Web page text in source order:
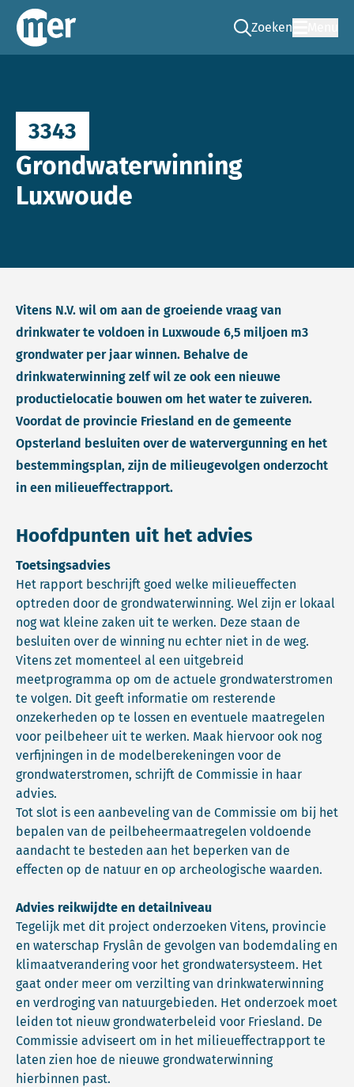
Commissie mer
Zoeken
Ga naar de zoek
3343
Grondwaterwinning
Luxwoude
Vitens N.V. wil om aan de groeiende vraag van
drinkwater te voldoen in Luxwoude 6,5 miljoen m3
grondwater per jaar winnen. Behalve de
drinkwaterwinning zelf wil ze ook een nieuwe
productielocatie bouwen om het water te zuiveren.
Voordat de provincie Friesland en de gemeente
Opsterland besluiten over de watervergunning en het
bestemmingsplan, zijn de milieugevolgen onderzocht
in een milieueffectrapport.
Hoofdpunten uit het advies
Toetsingsadvies
Het rapport beschrijft goed welke milieueffecten
optreden door de grondwaterwinning. Wel zijn er lokaal
nog wat kleine zaken uit te werken. Deze staan de
besluiten over de winning nu echter niet in de weg.
Vitens zet momenteel al een uitgebreid
meetprogramma op om de actuele grondwaterstromen
te volgen. Dit geeft informatie om resterende
onzekerheden op te lossen en eventuele maatregelen
voor peilbeheer uit te werken. Maak hiervoor ook nog
verfijningen in de modelberekeningen voor de
grondwaterstromen, schrijft de Commissie in haar
advies.
Tot slot is een aanbeveling van de Commissie om bij het
bepalen van de peilbeheermaatregelen voldoende
aandacht te besteden aan het beperken van de
effecten op de natuur en op archeologische waarden.
Advies reikwijdte en detailniveau
Tegelijk met dit project onderzoeken Vitens, provincie
en waterschap Fryslân de gevolgen van bodemdaling en
klimaatverandering voor het grondwatersysteem. Het
gaat onder meer om verzilting van drinkwaterwinning
en verdroging van natuurgebieden. Het onderzoek moet
leiden tot nieuw grondwaterbeleid voor Friesland. De
Commissie adviseert om in het milieueffectrapport te
laten zien hoe de nieuwe grondwaterwinning
hierbinnen past.